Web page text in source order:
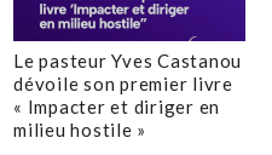
Le pasteur Yves Castanou
dévoile son premier livre
« Impacter et diriger en
milieu hostile »